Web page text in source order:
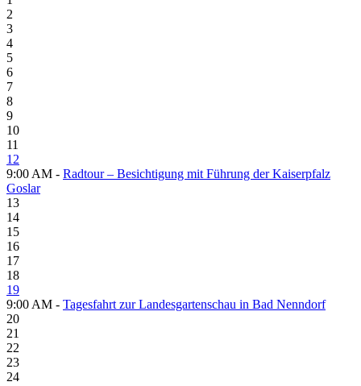
2
3
4
5
6
7
8
9
10
11
12
9:00 AM - Radtour – Besichtigung mit Führung der Kaiserpfalz
Goslar
13
14
15
16
17
18
19
9:00 AM - Tagesfahrt zur Landesgartenschau in Bad Nenndorf
20
21
22
23
24